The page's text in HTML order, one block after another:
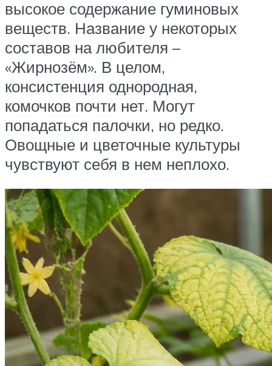
высокое содержание гуминовых
веществ. Название у некоторых
составов на любителя –
«Жирнозём». В целом,
консистенция однородная,
комочков почти нет. Могут
попадаться палочки, но редко.
Овощные и цветочные культуры
чувствуют себя в нем неплохо.